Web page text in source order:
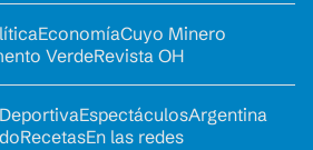
EconomíaCuyo Minero
VerdeRevista OH
EspectáculosArgentina
RecetasEn las redes